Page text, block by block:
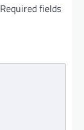
Required fields